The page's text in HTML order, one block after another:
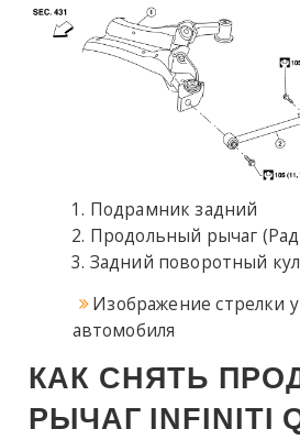
Подрамник задний
Продольный рычаг
Задний поворотный
Изображение стрелки
автомобиля
КАК СНЯТЬ
РЫЧАГ INFINITI